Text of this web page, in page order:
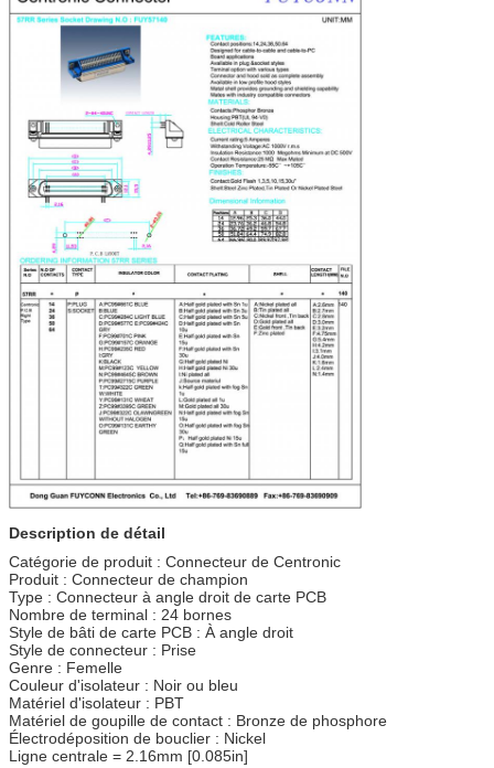
Description de détail
Catégorie de produit : Connecteur de Centronic
Produit : Connecteur de champion
Type : Connecteur à angle droit de carte PCB
Nombre de terminal : 24 bornes
Style de bâti de carte PCB : À angle droit
Style de connecteur : Prise
Genre : Femelle
Couleur d'isolateur : Noir ou bleu
Matériel d'isolateur : PBT
Matériel de goupille de contact : Bronze de phosphore
Électrodéposition de bouclier : Nickel
Ligne centrale = 2.16mm [0.085in]